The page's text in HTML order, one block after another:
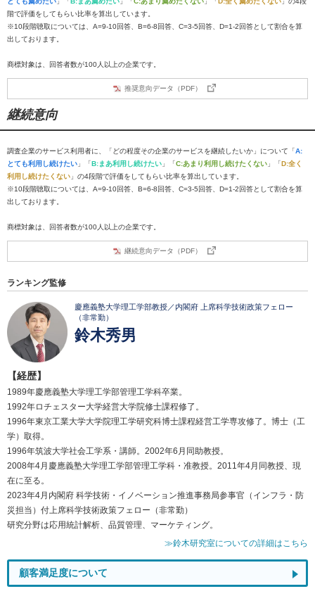
階で評価をしてもらい比率を算出しています。
※10段階聴取については、A=9-10回答、B=6-8回答、C=3-5回答、D=1-2回答として割合を算
出しております。
商標対象は、回答者数が100人以上の企業です。
推奨意向データ（PDF）
継続意向
調査企業のサービス利用者に、「どの程度その企業のサービスを継続したいか」について「A:
とても利用し続けたい 」「B:まあ利用し続けたい 」「C:あまり利用し続けたくない 」「D:全く
利用し続けたくない 」の4段階で評価をしてもらい比率を算出しています。
※10段階聴取については、A=9-10回答、B=6-8回答、C=3-5回答、D=1-2回答として割合を算
出しております。
商標対象は、回答者数が100人以上の企業です。
継続意向データ（PDF）
ランキング監修
慶應義塾大学理工学部教授／内閣府 上席科学技術政策フェロー
（非常勤）
鈴木秀男
【経歴】
1989年慶應義塾大学理工学部管理工学科卒業。
1992年ロチェスター大学経営大学院修士課程修了。
1996年東京工業大学大学院理工学研究科博士課程経営工学専攻修了。博士（工
学）取得。
1996年筑波大学社会工学系・講師。2002年6月同助教授。
2008年4月慶應義塾大学理工学部管理工学科・准教授。2011年4月同教授、現
在に至る。
2023年4月内閣府 科学技術・イノベーション推進事務局参事官（インフラ・防
災担当）付上席科学技術政策フェロー（非常勤）
研究分野は応用統計解析、品質管理、マーケティング。
≫鈴木研究室についての詳細はこちら
顧客満足度について